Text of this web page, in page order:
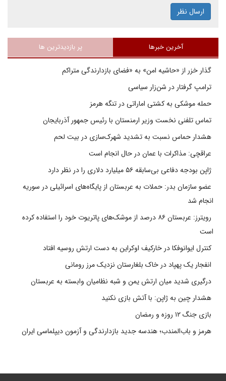
ارسال نظر
آخرین خبرها پر بازدیدترین ها
گذار خزر از «حاشیه امن» به «فضای بازدارندگی متراکم
ترامپ گرفتار در شن‌زار سیاسی
حمله موشکی به کشتی اماراتی در تنگه هرمز
تماس تلفنی نخست وزیر ارمنستان با رئیس جمهور آذربایجان
هشدار حماس نسبت به تشدید شهرک‌سازی در بیت‌ لحم
عراقچی: مذاکرات با عمان در حال انجام است
ژاپن بودجه دفاعی بی‌سابقه ۵۶ میلیارد دلاری را در نظر دارد
عضو سازمان بدر: حملات به عربستان از پایگاه‌های اسرائیلی در سوریه
انجام شد
رویترز: عربستان ۸۶ درصد از موشک‌های پاتریوت خود را استفاده کرده
است
کنترل ایوانوفکا در خارکیف اوکراین به دست ارتش روسیه افتاد
انفجار یک پهپاد در خاک بلغارستان نزدیک مرز رومانی
درگیری شدید میان ارتش یمن و شبه نظامیان وابسته به عربستان
هشدار چین به ژاپن: با آتش بازی نکنید
بازی جنگ ۱۲ روزه و رمضان
هرمز و باب‌المندب؛ هندسه جدید بازدارندگی و آزمون دیپلماسی ایران